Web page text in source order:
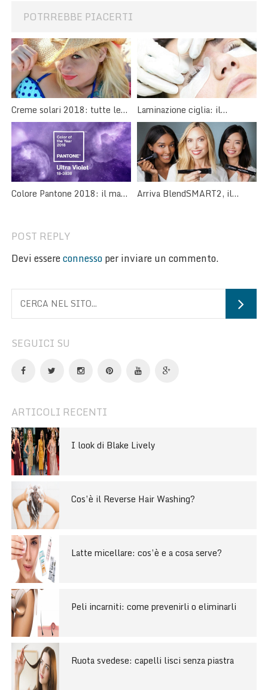
POTRREBBE PIACERTI
Creme solari 2018: tutte le
novità per un’abbronzatura
perfetta
Laminazione ciglia: il
trattamento curativo per le
ciglia
Colore Pantone 2018: il make
Arriva BlendSMART2, il
POST REPLY
Devi essereconnessoper inviare un commento.
SEGUICI SU
ARTICOLI RECENTI
I look di Blake Lively
Cos’è il Reverse Hair Washing?
Latte micellare: cos’è e a cosa serve?
Peli incarniti: come prevenirli o eliminarli
Ruota svedese: capelli lisci senza piastra